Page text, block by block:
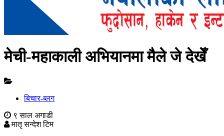
मेची-महाकाली अभियानमा मैले जे देखेँ
बिचार-ब्लग
९ साल अगाडी
मातृ सन्देश टिम